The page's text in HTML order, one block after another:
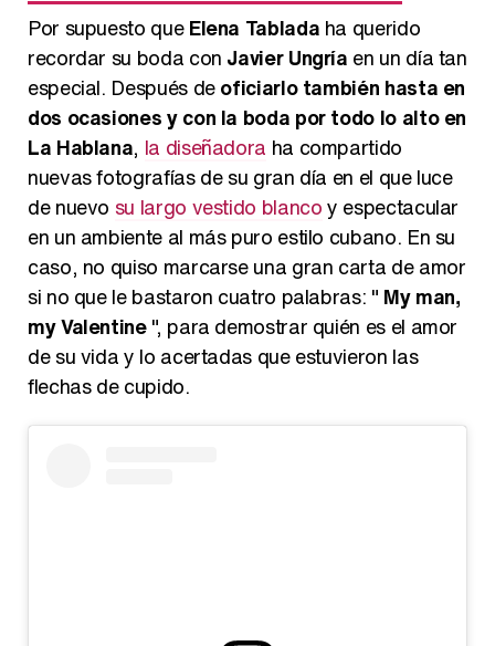
Por supuesto queElena Tablada ha querido
recordar su boda con Javier Ungría en un día tan
especial. Después deoficiarlo también hasta en
dos ocasiones y con la boda por todo lo alto en
La Hablana, la diseñadora ha compartido
nuevas fotografías de su gran día en el que luce
de nuevo su largo vestido blancoy espectacular
en un ambiente al más puro estilo cubano. En su
caso, no quiso marcarse una gran carta de amor
si no que le bastaron cuatro palabras: " My man,
my Valentine", para demostrar quién es el amor
de su vida y lo acertadas que estuvieron las
flechas de cupido.